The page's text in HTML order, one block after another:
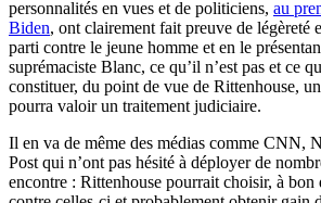
personnalités en vues et de politiciens, au
Biden, ont clairement fait preuve de légèreté
parti contre le jeune homme et en le
suprémaciste Blanc, ce qu’il n’est pas et ce
constituer, du point de vue de Rittenhouse,
pourra valoir un traitement judiciaire.
Il en va de même des médias comme CNN,
Post qui n’ont pas hésité à déployer de
encontre : Rittenhouse pourrait choisir, à bon